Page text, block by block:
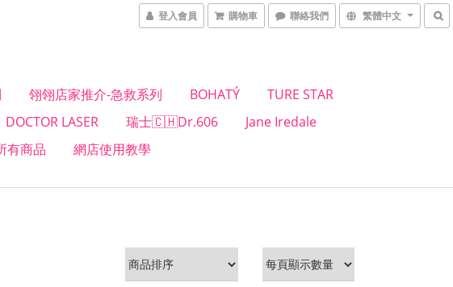
登入會員 購物車 聯絡我們 繁體中文
翎翎店家推介-急救系列 BOHATÝ
TURE STAR
DOCTOR LASER 瑞士🇨🇭Dr.606
Jane Iredale
有商品 網店使用教學